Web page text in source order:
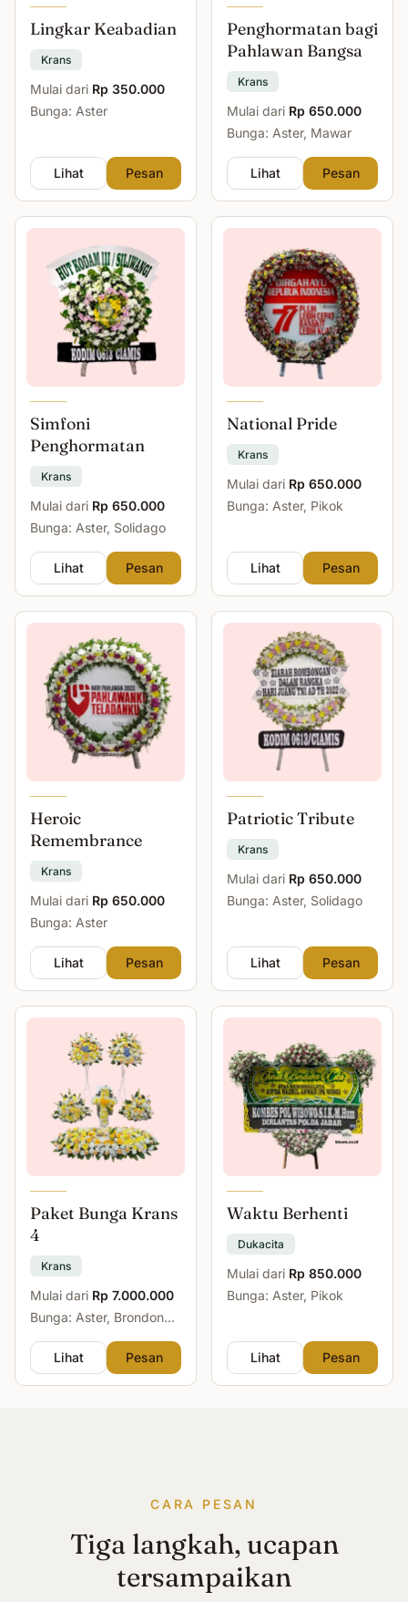
Lingkar Keabadian
Krans
Mulai dari Rp 350.000
Bunga: Aster
Lihat Pesan
Penghormatan bagi
Pahlawan Bangsa
Krans
Mulai dari Rp 650.000
Bunga: Aster, Mawar
Lihat Pesan
Simfoni
Penghormatan
Krans
Mulai dari Rp 650.000
Bunga: Aster, Solidago
Lihat Pesan
National Pride
Krans
Mulai dari Rp 650.000
Bunga: Aster, Pikok
Lihat Pesan
Heroic
Remembrance
Krans
Mulai dari Rp 650.000
Bunga: Aster
Lihat Pesan
Patriotic Tribute
Krans
Mulai dari Rp 650.000
Bunga: Aster, Solidago
Lihat Pesan
Paket Bunga Krans
4
Krans
Mulai dari Rp 7.000.000
Bunga: Aster, Brondong,
Lihat
Pesan
Waktu Berhenti
Dukacita
Mulai dari Rp 850.000
Bunga: Aster, Pikok
Lihat Pesan
CARA PESAN
Tiga langkah, ucapan
tersampaikan